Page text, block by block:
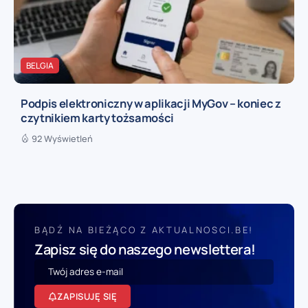
BELGIA
Podpis elektroniczny w aplikacji MyGov – koniec z
czytnikiem karty tożsamości
92 Wyświetleń
BĄDŹ NA BIEŻĄCO Z AKTUALNOSCI.BE!
Zapisz się do naszego newslettera!
ZAPISUJĘ SIĘ